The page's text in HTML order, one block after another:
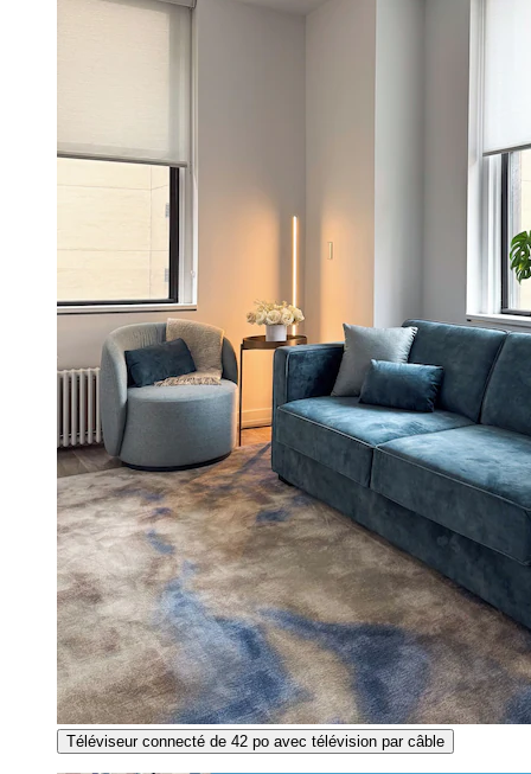
Téléviseur connecté de 42 po avec télévision par câble